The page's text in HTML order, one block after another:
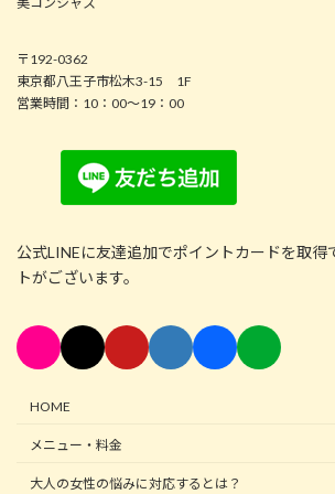
〒192-0362
東京都八王子市松木3-15 1F
営業時間：10：00～19：00
公式LINEに友達追加でポイントカードを取得
トがございます。
HOME
メニュー・料金
大人の女性の悩みに対応するとは？